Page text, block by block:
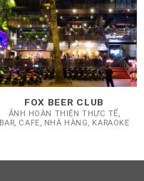
FOX BEER CLUB
ẢNH HOÀN THIỆN THỰC TẾ,
BAR, CAFE, NHÀ HÀNG, KARAOKE